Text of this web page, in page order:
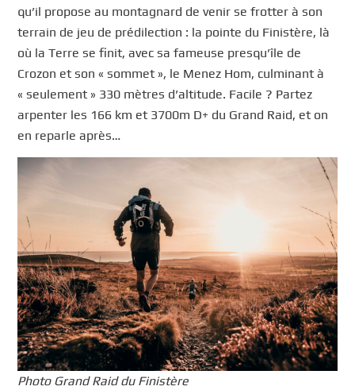
qu’il propose au montagnard de venir se frotter à son
terrain de jeu de prédilection : la pointe du Finistère, là
où la Terre se finit, avec sa fameuse presqu’île de
Crozon et son « sommet », le Menez Hom, culminant à
« seulement » 330 mètres d’altitude. Facile ? Partez
arpenter les 166 km et 3700m D+ du Grand Raid, et on
en reparle après…
Photo Grand Raid du Finistère